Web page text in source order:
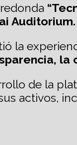
Auditorium.
la
la
de la
activos,